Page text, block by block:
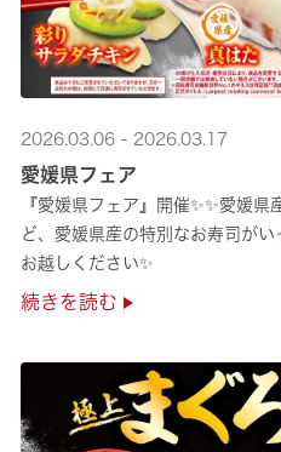
2026.03.06 - 2026.03.17
愛媛県フェア
『愛媛県フェア』開催✨✨愛媛
ど、愛媛県産の特別なお寿司が
お越しください✨
続きを読む